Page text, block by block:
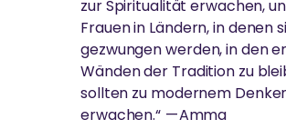
zur Spiritualität erwachen,
Frauen in Ländern, in denen
gezwungen werden, in den
Wänden der Tradition zu
sollten zu modernem
erwachen.“ — Amma